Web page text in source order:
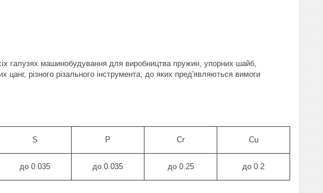
галузях машинобудування для виробництва пружин, упорних шайб,
цанг, різного різального інструмента, до яких пред'являються вимоги
S P Cr Cu
до 0.035 до 0.035 до 0.25 до 0.2